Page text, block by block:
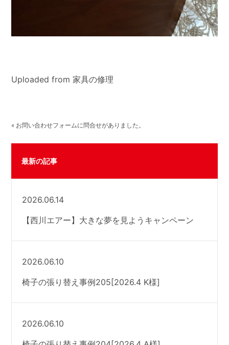
Uploaded from 家具の修理
« お問い合わせフォームに問合せがありました。
最新の記事
2026.06.14
【西川エアー】大きな夢を見ようキャンペーン
2026.06.10
椅子の張り替え事例205[2026.4 K様]
2026.06.10